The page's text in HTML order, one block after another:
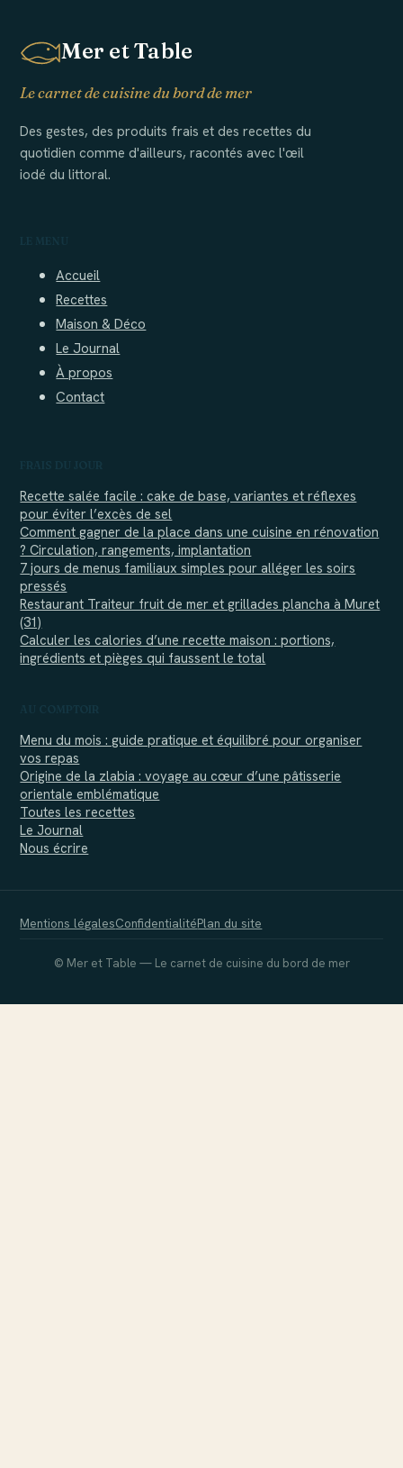
Mer et Table
Le carnet de cuisine du bord de mer
Des gestes, des produits frais et des recettes du
quotidien comme d'ailleurs, racontés avec l'œil
iodé du littoral.
Accueil
Recettes
Maison & Déco
Le Journal
À propos
Contact
Recette salée facile : cake de base, variantes et réflexes
pour éviter l’excès de sel
Comment gagner de la place dans une cuisine en rénovation
? Circulation, rangements, implantation
7 jours de menus familiaux simples pour alléger les soirs
pressés
Restaurant Traiteur fruit de mer et grillades plancha à Muret
(31)
Calculer les calories d’une recette maison : portions,
ingrédients et pièges qui faussent le total
Menu du mois : guide pratique et équilibré pour organiser
vos repas
Origine de la zlabia : voyage au cœur d’une pâtisserie
orientale emblématique
Toutes les recettes
Le Journal
Nous écrire
Mentions légalesConfidentialitéPlan du site
© Mer et Table — Le carnet de cuisine du bord de mer